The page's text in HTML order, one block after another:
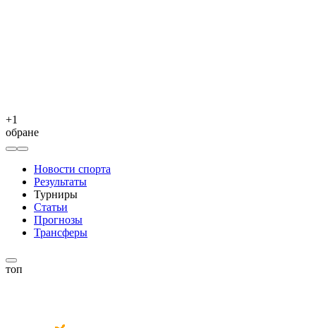
+1
обране
Новости спорта
Результаты
Турниры
Статьи
Прогнозы
Трансферы
топ